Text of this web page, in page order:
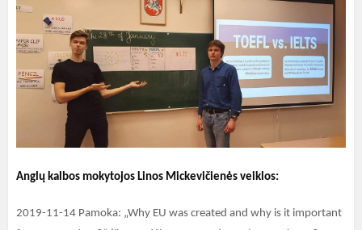
Anglų kalbos mokytojos Linos Mickevičienės veiklos:
2019-11-14 Pamoka: „Why EU was created and why is it important